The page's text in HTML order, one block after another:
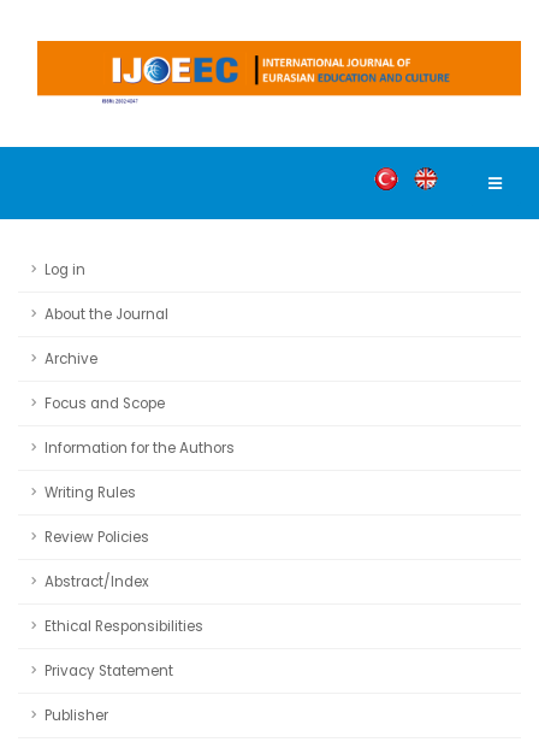
Log in
About the Journal
Archive
Focus and Scope
Information for the Authors
Writing Rules
Review Policies
Abstract/Index
Ethical Responsibilities
Privacy Statement
Publisher